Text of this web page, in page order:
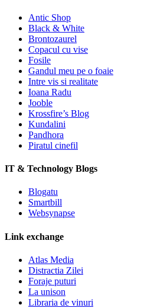
Antic Shop
Black & White
Brontozaurel
Copacul cu vise
Fosile
Gandul meu pe o foaie
Intre vis si realitate
Ioana Radu
Jooble
Krossfire’s Blog
Kundalini
Pandhora
Piratul cinefil
IT & Technology Blogs
Blogatu
Smartbill
Websynapse
Link exchange
Atlas Media
Distractia Zilei
Foraje puturi
La unison
Libraria de vinuri